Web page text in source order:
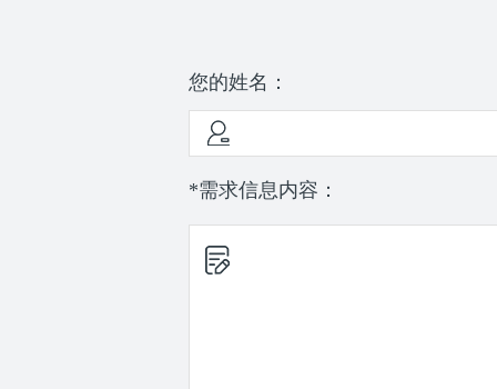
您的姓名：
*需求信息内容：